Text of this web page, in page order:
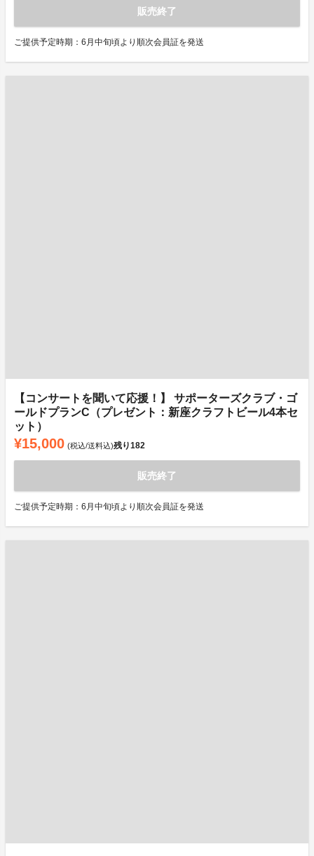
販売終了
ご提供予定時期：6月中旬頃より順次会員証を発送
【コンサートを聞いて応援！】 サポーターズクラブ・ゴ
ールドプランC（プレゼント：新座クラフトビール4本セ
ット）
¥15,000 (税込/送料込)残り182
販売終了
ご提供予定時期：6月中旬頃より順次会員証を発送